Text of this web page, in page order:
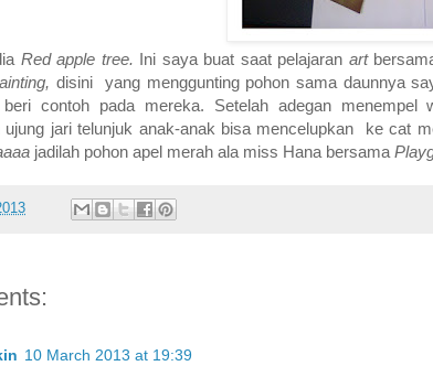
Red apple tree. Ini saya buat saat pelajaran art
disini yang menggunting pohon sama daunnya
contoh pada mereka. Setelah adegan menempel
ujung jari telunjuk anak-anak bisa mencelupkan ke cat
jadilah pohon apel merah ala miss Hana bersama
10 March 2013 at 19:39